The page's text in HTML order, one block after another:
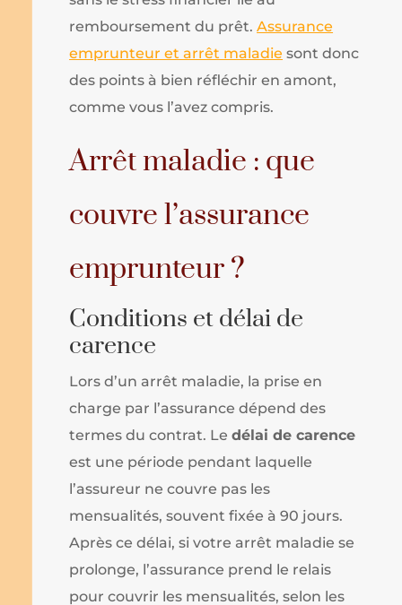
remboursement du prêt.Assurance
emprunteur et arrêt maladie sont donc
des points à bien réfléchir en amont,
comme vous l’avez compris.
Arrêt maladie : que
couvre l’assurance
emprunteur ?
Conditions et délai de
carence
Lors d’un arrêt maladie, la prise en
charge par l’assurance dépend des
termes du contrat. Ledélai de carence
est une période pendant laquelle
l’assureur ne couvre pas les
mensualités, souvent fixée à 90 jours.
Après ce délai, si votre arrêt maladie se
prolonge, l’assurance prend le relais
pour couvrir les mensualités, selon les